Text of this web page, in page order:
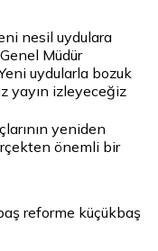
nesil uydulara
Müdür
Yeni uydularla bozuk
yayın izleyeceğiz
yeniden
önemli bir
reforme küçükbaş